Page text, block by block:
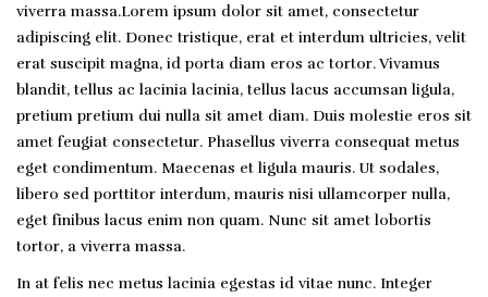
viverra massa.Lorem ipsum dolor sit amet, consectetur
adipiscing elit. Donec tristique, erat et interdum ultricies, velit
erat suscipit magna, id porta diam eros ac tortor. Vivamus
blandit, tellus ac lacinia lacinia, tellus lacus accumsan ligula,
pretium pretium dui nulla sit amet diam. Duis molestie eros sit
amet feugiat consectetur. Phasellus viverra consequat metus
eget condimentum. Maecenas et ligula mauris. Ut sodales,
libero sed porttitor interdum, mauris nisi ullamcorper nulla,
eget finibus lacus enim non quam. Nunc sit amet lobortis
tortor, a viverra massa.
In at felis nec metus lacinia egestas id vitae nunc. Integer